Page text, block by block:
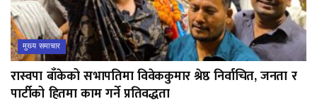
मुख्य समाचार
रास्वपा बाँकेको सभापतिमा विवेककुमार श्रेष्ठ निर्वाचित, जनता र
पार्टीको हितमा काम गर्ने प्रतिवद्धता